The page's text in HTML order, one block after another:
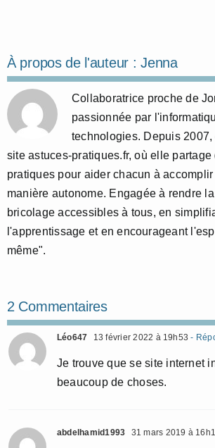
À propos de l'auteur :Jenna
Collaboratrice proche de
passionnée par
technologies. Depuis
site astuces-pratiques.fr, où elle partage
pratiques pour aider chacun à
manière autonome. Engagée à rendre
bricolage accessibles à tous, en
l'apprentissage et en encourageant
même".
2 Commentaires
Léo647 13 février 2022 à 19h53 -
Je trouve que se site internet
beaucoup de choses.
abdelhamid1993 31 mars 2019 à